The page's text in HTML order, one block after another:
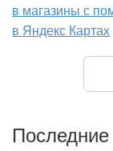
в магазины с
в Яндекс Картах